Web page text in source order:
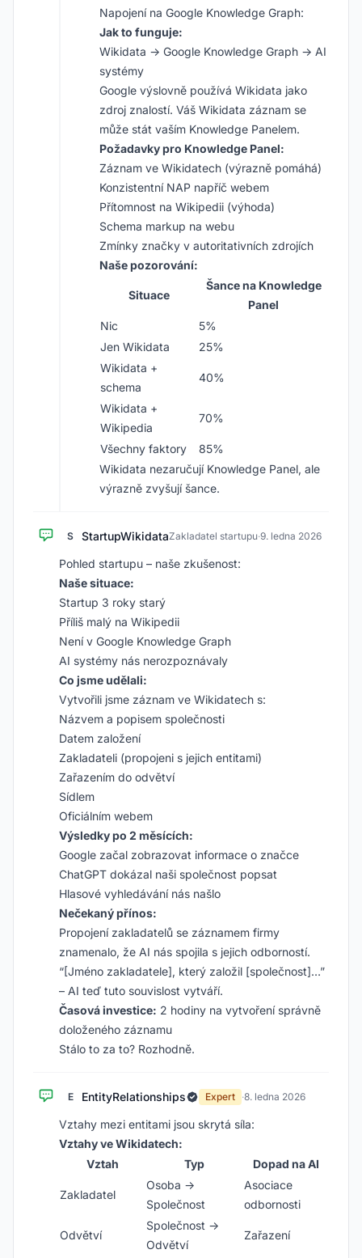
Napojení na Google Knowledge Graph:
Jak to funguje:
Wikidata → Google Knowledge Graph → AI
systémy
Google výslovně používá Wikidata jako
zdroj znalostí. Váš Wikidata záznam se
může stát vaším Knowledge Panelem.
Požadavky pro Knowledge Panel:
Záznam ve Wikidatech (výrazně pomáhá)
Konzistentní NAP napříč webem
Přítomnost na Wikipedii (výhoda)
Schema markup na webu
Zmínky značky v autoritativních zdrojích
Naše pozorování:
Situace
Šance na Knowledge
Panel
Nic
5%
Jen Wikidata
25%
Wikidata +
schema
40%
Wikidata +
Wikipedia
70%
Všechny faktory
85%
Wikidata nezaručují Knowledge Panel, ale
výrazně zvyšují šance.
S StartupWikidataZakladatel startupu·9. ledna 2026
Pohled startupu – naše zkušenost:
Naše situace:
Startup 3 roky starý
Příliš malý na Wikipedii
Není v Google Knowledge Graph
AI systémy nás nerozpoznávaly
Co jsme udělali:
Vytvořili jsme záznam ve Wikidatech s:
Názvem a popisem společnosti
Datem založení
Zakladateli (propojeni s jejich entitami)
Zařazením do odvětví
Sídlem
Oficiálním webem
Výsledky po 2 měsících:
Google začal zobrazovat informace o značce
ChatGPT dokázal naši společnost popsat
Hlasové vyhledávání nás našlo
Nečekaný přínos:
Propojení zakladatelů se záznamem firmy
znamenalo, že AI nás spojila s jejich odborností.
“[Jméno zakladatele], který založil [společnost]…”
– AI teď tuto souvislost vytváří.
Časová investice: 2 hodiny na vytvoření správně
doloženého záznamu
Stálo to za to? Rozhodně.
E EntityRelationships Expert ·8. ledna 2026
Vztahy mezi entitami jsou skrytá síla:
Vztahy ve Wikidatech:
Vztah
Typ Dopad na AI
Zakladatel
Osoba →
Společnost
Asociace
odbornosti
Odvětví
Společnost →
Odvětví
Zařazení